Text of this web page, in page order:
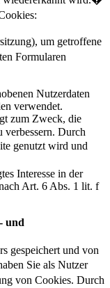
um getroffene
Formularen
Nutzerdaten
verwendet.
zum Zweck, die
verbessern. Durch
genutzt wird und
Interesse in der
Art. 6 Abs. 1 lit. f
und
gespeichert und von
Sie als Nutzer
von Cookies. Durch